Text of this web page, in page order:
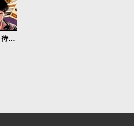
今夜もシリアルキラーと待ち合わせ